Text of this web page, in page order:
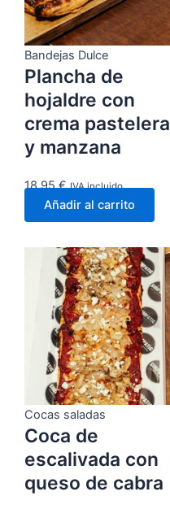
Bandejas Dulce
Plancha de
hojaldre con
crema pastelera
y manzana
18,95€ IVA incluido
Añadir al carrito
Cocas saladas
Coca de
escalivada con
queso de cabra